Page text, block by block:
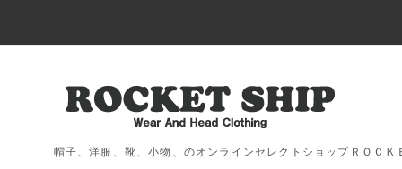
帽子、洋服、靴、小物、のオンラインセレクトショップＲＯＣ